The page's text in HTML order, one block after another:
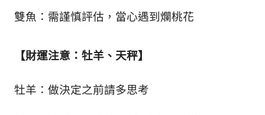
雙魚：需謹慎評估，當心遇到爛桃花
【財運注意：牡羊、天秤】
牡羊：做決定之前請多思考